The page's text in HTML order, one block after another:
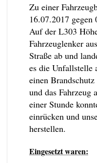
Zu einer
16.07.2017
Auf der L303
Fahrzeuglenker
Straße ab und
es die Unfallstelle
einen
und das Fahrzeug
einer Stunde
einrücken und
herstellen.
Eingesetzt waren: